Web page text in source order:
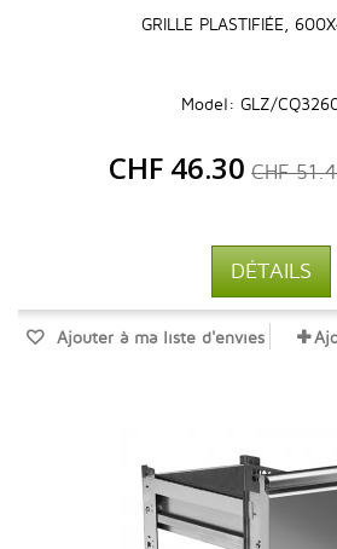
GRILLE PLASTIFIÉE,
Model: GLZ/
CHF 46.30 CHF
DÉTAILS
Ajouter à ma liste d'envies